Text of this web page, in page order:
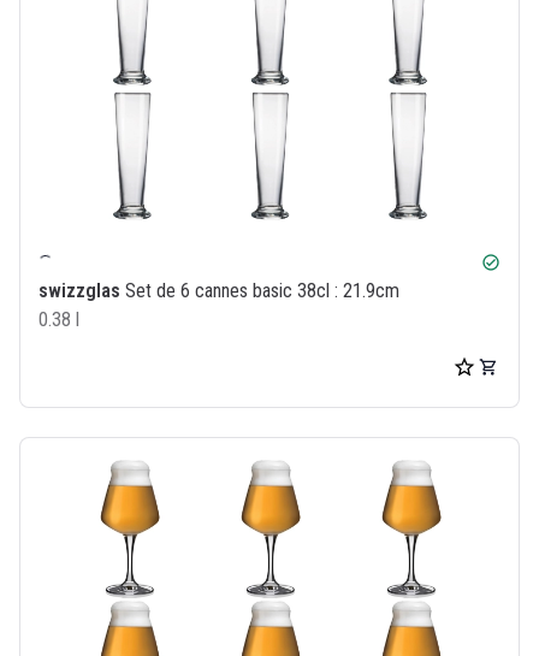
check_circle
swizzglas Set de 6 cannes basic 38cl : 21.9cm
0.38 l